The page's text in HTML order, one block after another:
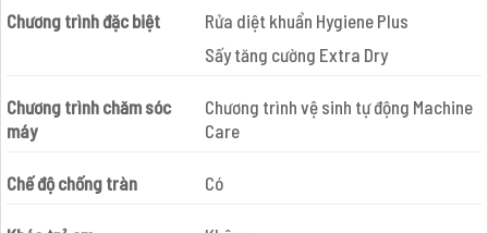
Chương trình đặc biệt
Rửa diệt khuẩn Hygiene Plus
Sấy tăng cường Extra Dry
Chương trình chăm sóc
máy
Chương trình vệ sinh tự động Machine
Care
Chế độ chống tràn Có